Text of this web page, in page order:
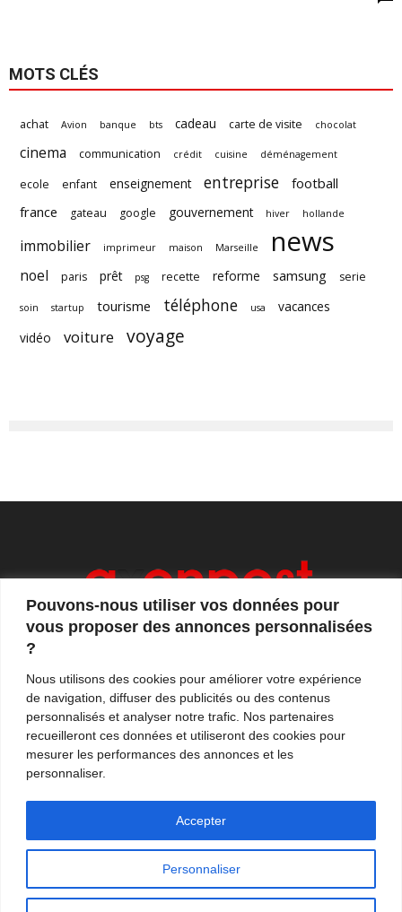
Pouvons-nous utiliser vos données pour
vous proposer des annonces personnalisées
?
Nous utilisons des cookies pour améliorer votre expérience
de navigation, diffuser des publicités ou des contenus
personnalisés et analyser notre trafic. Nos partenaires
recueilleront ces données et utiliseront des cookies pour
mesurer les performances des annonces et les
personnaliser.
Personnaliser
Accepter
MOTS CLÉS
achat Avion banque bts cadeau carte de visite chocolat
cinema communication crédit cuisine déménagement
ecole enfant enseignement entreprise
football
france
gateau google gouvernement hiver hollande
immobilier imprimeur maison Marseille news
noel paris prêt psg recette reforme samsung serie
soin startup tourisme téléphone usa
vacances
vidéo
voiture voyage
et de tendances. Notre équipe de journalistes vous
propose quotidiennement de suivre l'actualité en
France et à l'international.
Contactez-nous:contact@axonpost.com
Mentions légales Nos auteurs Contacter Axonpost